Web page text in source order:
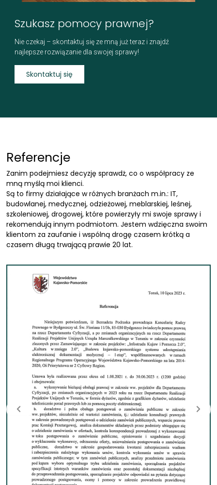
Szukasz pomocy prawnej?
Nie czekaj – skontaktuj się ze mną już teraz i znajdź
najlepsze rozwiązanie dla swojej sprawy!
Skontaktuj się
Referencje
Zanim podejmiesz decyzję sprawdż, co o współpracy ze
mną myślą moi klienci.
Są to firmy działające w różnych branżach m.in.: IT,
budowlanej, medycznej, odzieżowej, meblarskiej, leśnej,
szkoleniowej, drogowej, które powierzyły mi swoje sprawy i
rekomendują innym podmiotom. Jestem wdzięczna swoim
klientom za zaufanie i wspólną drogę czasem krótką a
czasem długą trwającą prawie 20 lat.